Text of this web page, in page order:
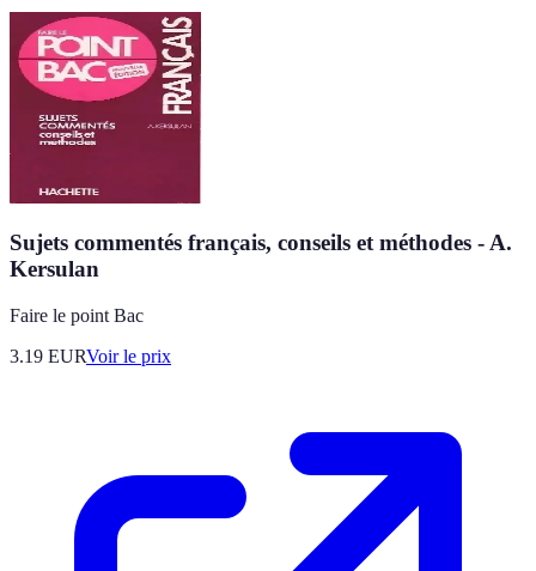
Sujets commentés français, conseils et méthodes - A.
Kersulan
Faire le point Bac
3.19 EURVoir le prix